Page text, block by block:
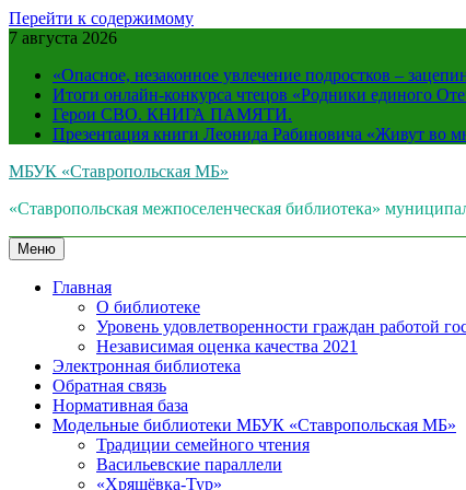
Перейти к содержимому
7 августа 2026
«Опасное, незаконное увлечение подростков –
Итоги онлайн-конкурса чтецов «Родники единого
Герои СВО. КНИГА ПАМЯТИ.
Презентация книги Леонида Рабиновича «Живут во
МБУК «Ставропольская МБ»
«Ставропольская межпоселенческая библиотека»
Меню
Главная
О библиотеке
Уровень удовлетворенности граждан работой
Независимая оценка качества 2021
Электронная библиотека
Обратная связь
Нормативная база
Модельные библиотеки МБУК «Ставропольская МБ»
Традиции семейного чтения
Васильевские параллели
«Хрящёвка-Тур»